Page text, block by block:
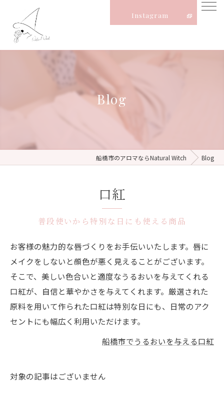
Instagram
Blog
船橋市のアロマならNatural Witch Blog
口紅
普段使いから特別な日にも使える商品
お客様の魅力的な唇づくりをお手伝いいたします。唇に
メイクをしないと顔色が悪く見えることがございます。
そこで、美しい色合いと適度なうるおいを与えてくれる
口紅が、自信と華やかさを与えてくれます。厳選された
原料を用いて作られた口紅は特別な日にも、日常のアク
セントにも幅広く利用いただけます。
船橋市でうるおいを与える口紅
対象の記事はございません